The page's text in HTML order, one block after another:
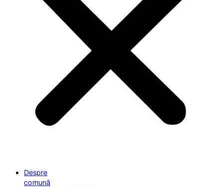
Despre
comună